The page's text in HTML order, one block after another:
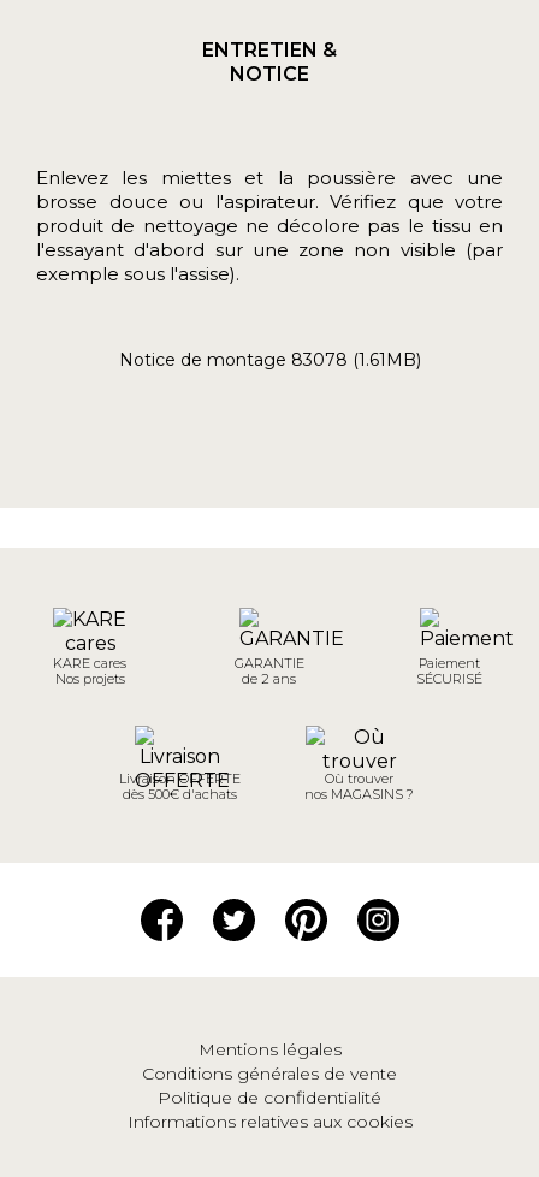
ENTRETIEN &
NOTICE
Enlevez les miettes et la poussière avec une
brosse douce ou l'aspirateur. Vérifiez que votre
produit de nettoyage ne décolore pas le tissu en
l'essayant d'abord sur une zone non visible (par
exemple sous l'assise).
Notice de montage 83078 (1.61MB)
KARE cares
Nos projets
GARANTIE
de 2 ans
Paiement
SÉCURISÉ
Livraison OFFERTE
dès 500€ d'achats
Où trouver
nos MAGASINS ?
Mentions légales
Conditions générales de vente
Politique de confidentialité
Informations relatives aux cookies